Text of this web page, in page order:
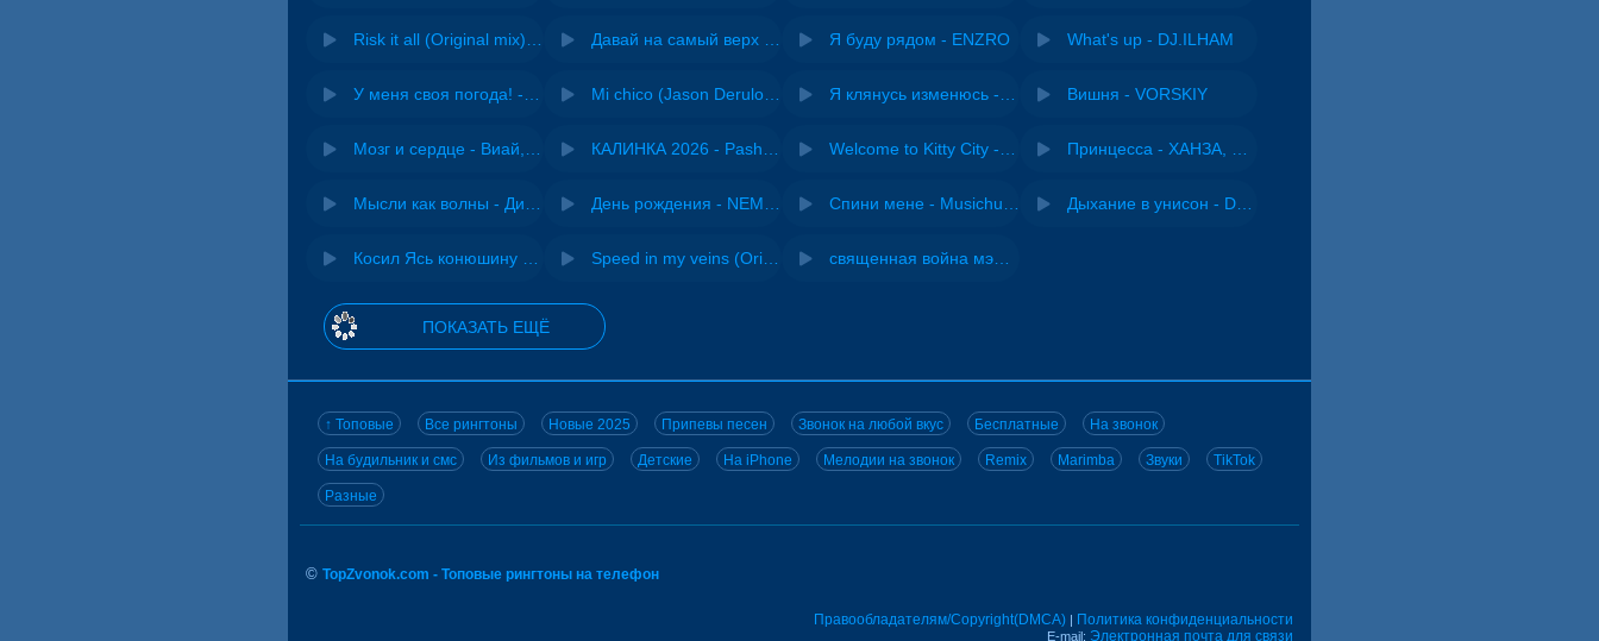
Я буду рядом - ENZRO What's up - DJ.ILHAM
Вишня - VORSKIY
ПОКАЗАТЬ ЕЩЁ
↑ Топовые Все рингтоны Новые 2025 Припевы песен Звонок на любой вкус Бесплатные На звонок
На будильник и смс Из фильмов и игр Детские На iPhone Мелодии на звонок Remix Marimba Звуки TikTok
Разные
© TopZvonok.com - Топовые рингтоны на телефон
Правообладателям/Copyright(DMCA) | Политика конфиденциальности
E-mail: Электронная почта для связи